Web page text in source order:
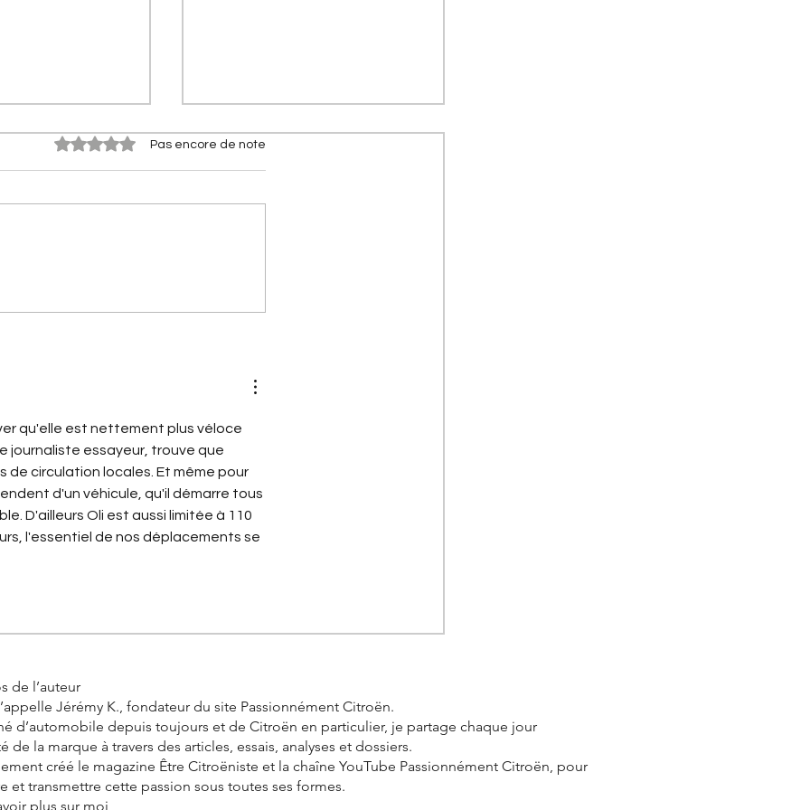
Noté 0 étoile sur 5.Pas encore de note
qu'elle est nettement plus véloce
journaliste essayeur, trouve que
circulation locales. Et même pour
d'un véhicule, qu'il démarre tous
D'ailleurs Oli est aussi limitée à 110
l'essentiel de nos déplacements se
de l’auteur
Jérémy K., fondateur du site Passionnément Citroën.
d’automobile depuis toujours et de Citroën en particulier, je partage chaque jour
de la marque à travers des articles, essais, analyses et dossiers.
créé le magazine Être Citroëniste et la chaîne YouTube Passionnément Citroën, pour
et transmettre cette passion sous toutes ses formes.
plus sur moi